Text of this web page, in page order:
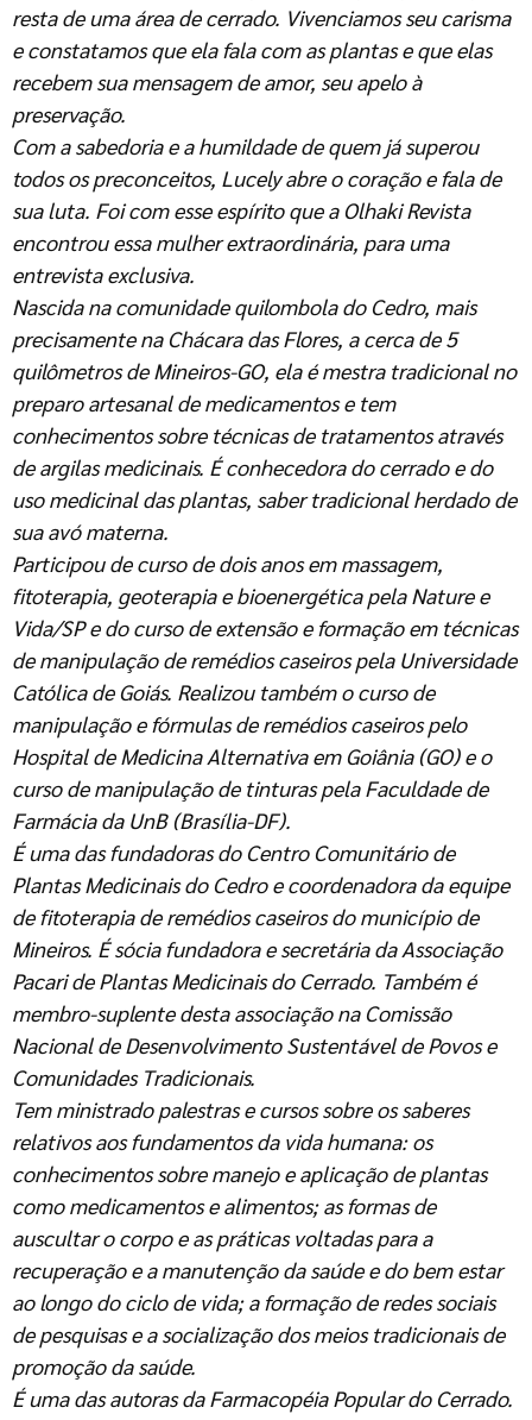
resta de uma área de cerrado. Vivenciamos seu carisma
e constatamos que ela fala com as plantas e que elas
recebem sua mensagem de amor, seu apelo à
preservação.
Com a sabedoria e a humildade de quem já superou
todos os preconceitos, Lucely abre o coração e fala de
sua luta. Foi com esse espírito que a Olhaki Revista
encontrou essa mulher extraordinária, para uma
entrevista exclusiva.
Nascida na comunidade quilombola do Cedro, mais
precisamente na Chácara das Flores, a cerca de 5
quilômetros de Mineiros-GO, ela é mestra tradicional no
preparo artesanal de medicamentos e tem
conhecimentos sobre técnicas de tratamentos através
de argilas medicinais. É conhecedora do cerrado e do
uso medicinal das plantas, saber tradicional herdado de
sua avó materna.
Participou de curso de dois anos em massagem,
fitoterapia, geoterapia e bioenergética pela Nature e
Vida/SP e do curso de extensão e formação em técnicas
de manipulação de remédios caseiros pela Universidade
Católica de Goiás. Realizou também o curso de
manipulação e fórmulas de remédios caseiros pelo
Hospital de Medicina Alternativa em Goiânia (GO) e o
curso de manipulação de tinturas pela Faculdade de
Farmácia da UnB (Brasília-DF).
É uma das fundadoras do Centro Comunitário de
Plantas Medicinais do Cedro e coordenadora da equipe
de fitoterapia de remédios caseiros do município de
Mineiros. É sócia fundadora e secretária da Associação
Pacari de Plantas Medicinais do Cerrado. Também é
membro-suplente desta associação na Comissão
Nacional de Desenvolvimento Sustentável de Povos e
Comunidades Tradicionais.
Tem ministrado palestras e cursos sobre os saberes
relativos aos fundamentos da vida humana: os
conhecimentos sobre manejo e aplicação de plantas
como medicamentos e alimentos; as formas de
auscultar o corpo e as práticas voltadas para a
recuperação e a manutenção da saúde e do bem estar
ao longo do ciclo de vida; a formação de redes sociais
de pesquisas e a socialização dos meios tradicionais de
promoção da saúde.
É uma das autoras da Farmacopéia Popular do Cerrado.